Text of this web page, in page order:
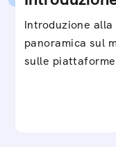
Introduzione
panoramica sul
sulle